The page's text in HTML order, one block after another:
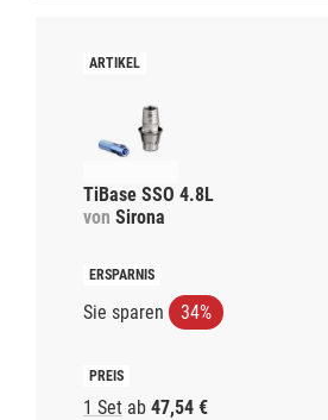
TiBase SSO 4.8L
von Sirona
Sie sparen 34%
1 Set ab 47,54 €